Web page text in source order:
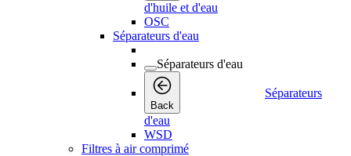
d'huile et d'eau
OSC
Séparateurs d'eau
Séparateurs d'eau
Back
Séparateurs
d'eau
WSD
Filtres à air comprimé